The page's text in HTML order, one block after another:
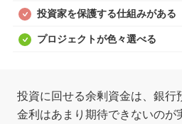
投資家を保護する仕組みがある
プロジェクトが色々選べる
投資に回せる余剰資金は、銀行
金利はあまり期待できないのが